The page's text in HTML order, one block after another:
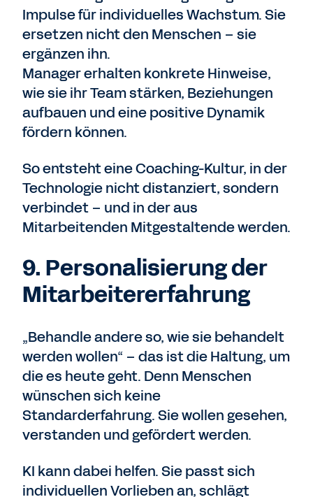
Impulse für individuelles Wachstum. Sie
ersetzen nicht den Menschen – sie
ergänzen ihn.
Manager erhalten konkrete Hinweise,
wie sie ihr Team stärken, Beziehungen
aufbauen und eine positive Dynamik
fördern können.
So entsteht eine Coaching-Kultur, in der
Technologie nicht distanziert, sondern
verbindet – und in der aus
Mitarbeitenden Mitgestaltende werden.
9. Personalisierung der
Mitarbeitererfahrung
„Behandle andere so, wie sie behandelt
werden wollen“ – das ist die Haltung, um
die es heute geht. Denn Menschen
wünschen sich keine
Standarderfahrung. Sie wollen gesehen,
verstanden und gefördert werden.
KI kann dabei helfen. Sie passt sich
individuellen Vorlieben an, schlägt